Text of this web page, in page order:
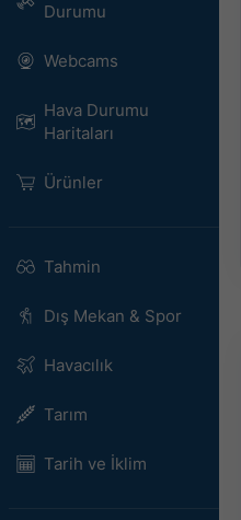
Durumu
Webcams
Hava Durumu
Haritaları​
Ürünler
Tahmin
Dış Mekan & Spor
Havacılık
Tarım
Tarih ve İklim